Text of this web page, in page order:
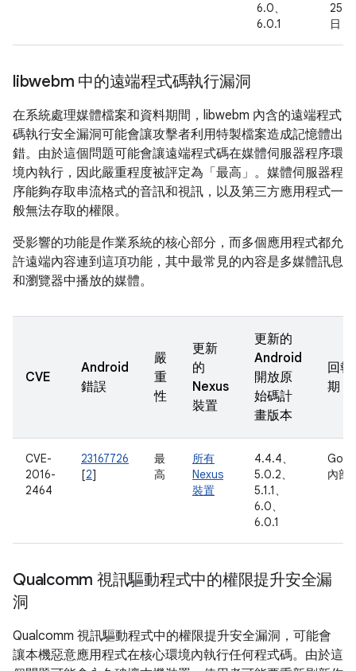
6.0、
6.0.1
25
日
libwebm 中的遠端程式碼執行漏洞
在系統處理媒體檔案和資料期間，libwebm 內含的遠端程式
碼執行安全漏洞可能會讓攻擊者利用特製檔案造成記憶體出
錯。由於這個問題可能會讓遠端程式碼在媒體伺服器程序環
境內執行，因此嚴重程度被評定為「最高」。媒體伺服器程
序能夠存取串流格式的音訊和視訊，以及第三方應用程式一
般無法存取的權限。
受影響的功能是作業系統的核心部分，而多個應用程式都允
許遠端內容連到這項功能，其中最常見的內容是多媒體訊息
和瀏覽器中播放的媒體。
CVE
Android
錯誤
嚴
重
性
更新
的
Nexus
裝置
更新的
Android
開放原
始碼計
畫版本
回
期
CVE-
2016-
2464
23167726
[2]
最
高
所有
Nexus
裝置
4.4.4、
5.0.2、
5.1.1、
6.0、
6.0.1
內部
Qualcomm 視訊驅動程式中的權限提升安全漏
洞
Qualcomm 視訊驅動程式中的權限提升安全漏洞，可能會
讓本機惡意應用程式在核心環境內執行任何程式碼。由於這